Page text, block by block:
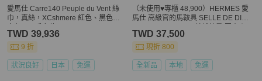
愛馬仕 Carre140 Peuple du Vent 絲
巾，真絲，XCshmere 紅色、黑色、
TWD 39,936
9 折
狀況良好 日本 免運
（未使用♥️專櫃 48,900）HERMES 愛
馬仕 高級官的馬鞍具 SELLE DE DIG
022年
TWD 37,500
現折 800
全新品 本地 免運